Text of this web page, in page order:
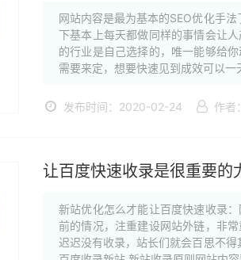
网站内容是最为基本的SEO优化手
下基本上每天都做同样的事情会让
的行业是自己选择的，唯一能够给
需要来定，想要快速见到成效可以一
发布时间：2020-02-24 作者：
让百度快速收录是很重要的
新站优化怎么才能让百度快速收录
前的情况，注重建设网站外链，非
迟迟没有收录，站长们就会百思不